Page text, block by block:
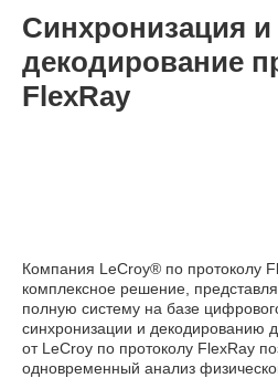
Синхронизация и
декодирование
FlexRay
Компания LeCroy® по протоколу
комплексное решение,
полную систему на базе
синхронизации и декодированию
от LeCroy по протоколу FlexRay
одновременный анализ